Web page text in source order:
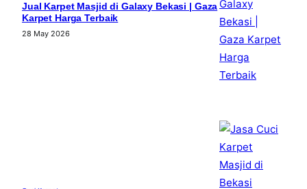
Jual Karpet Masjid di Galaxy Bekasi | Gaza
Karpet Harga Terbaik
28 May 2026